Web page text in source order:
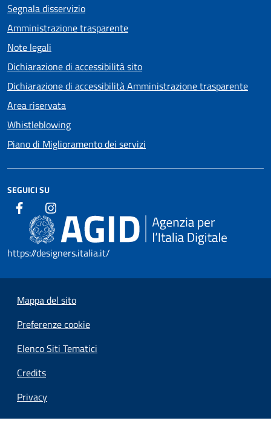
Segnala disservizio
Amministrazione trasparente
Note legali
Dichiarazione di accessibilità sito
Dichiarazione di accessibilità Amministrazione trasparente
Area riservata
Whistleblowing
Piano di Miglioramento dei servizi
SEGUICI SU
https://designers.italia.it/
Mappa del sito
Preferenze cookie
Elenco Siti Tematici
Credits
Privacy